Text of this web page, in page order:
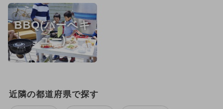
1日中遊べる
厳選お出かけまとめ
BBQ(バーベキ
ュー)
近隣の都道府県で探す